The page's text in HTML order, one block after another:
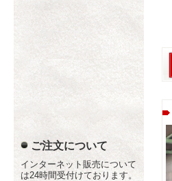
ご注文について
インターネット販売について
は24時間受付けております。